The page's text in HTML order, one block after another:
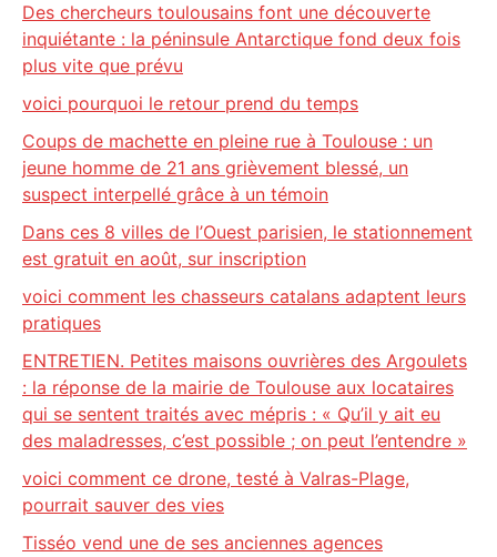
Des chercheurs toulousains font une découverte
inquiétante : la péninsule Antarctique fond deux fois
plus vite que prévu
voici pourquoi le retour prend du temps
Coups de machette en pleine rue à Toulouse : un
jeune homme de 21 ans grièvement blessé, un
suspect interpellé grâce à un témoin
Dans ces 8 villes de l’Ouest parisien, le stationnement
est gratuit en août, sur inscription
voici comment les chasseurs catalans adaptent leurs
pratiques
ENTRETIEN. Petites maisons ouvrières des Argoulets
: la réponse de la mairie de Toulouse aux locataires
qui se sentent traités avec mépris : « Qu’il y ait eu
des maladresses, c’est possible ; on peut l’entendre »
voici comment ce drone, testé à Valras-Plage,
pourrait sauver des vies
Tisséo vend une de ses anciennes agences